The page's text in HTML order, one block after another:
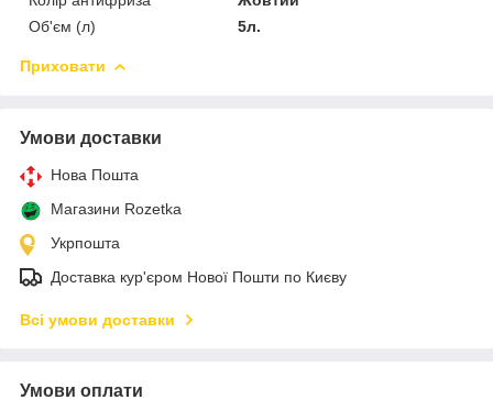
Об'єм (л)
5л.
Приховати
Умови доставки
Нова Пошта
Магазини Rozetka
Укрпошта
Доставка кур'єром Нової Пошти по Києву
Всі умови доставки
Умови оплати